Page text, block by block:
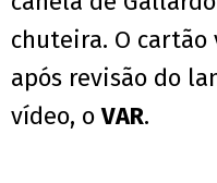
chuteira. O
após revisão do
vídeo, oVAR.